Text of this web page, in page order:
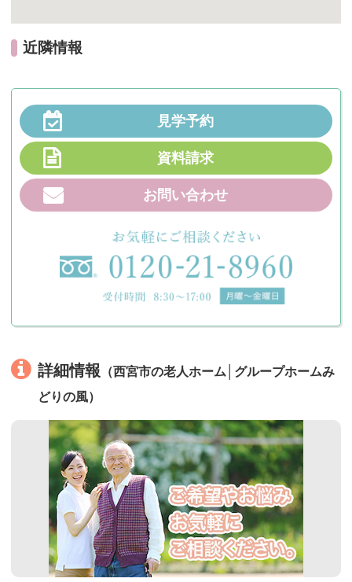
近隣情報
見学予約
資料請求
お問い合わせ
詳細情報 （西宮市の老人ホーム│グループホームみ
どりの風）